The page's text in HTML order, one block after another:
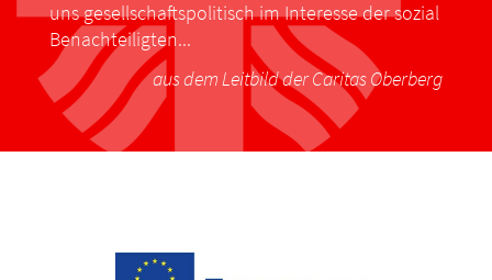
uns gesellschaftspolitisch im Interesse der sozial
Benachteiligten...
aus dem Leitbild der Caritas Oberberg